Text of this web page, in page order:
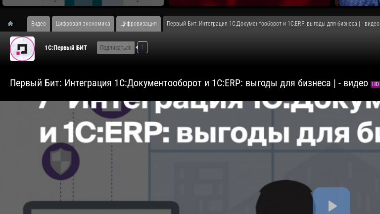
Видео Цифровая экономика Цифровизация Первый Бит: Интеграция 1С:Документооборот и 1С:ERP: выгоды для бизнеса | - видео
1С:Первый БИТ Подписаться 1
Первый Бит: Интеграция 1С:Документооборот и 1С:ERP: выгоды для бизнеса | - видео HD